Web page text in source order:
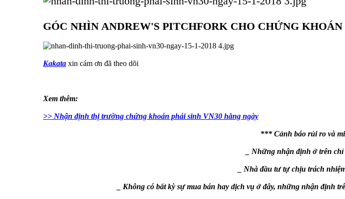
GÓC NHÌN ANDREW'S PITCHFORK CHO CHỨNG KHOÁN
Kakata xin cám ơn đã theo dõi
Xem thêm:
>> Nhận định thị trường chứng khoán phái sinh VN30 hằng ngày
*** Cảnh báo rủi ro và
_ Những nhận định ở trên
_ Nhà đầu tư tự chịu trách
_ Không có bất kỳ sự mua bán hay dịch vụ ở đây, những nhận định